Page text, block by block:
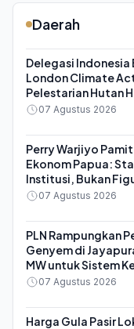
Daerah
Delegasi Indonesia
London Climate
Pelestarian Hutan
07 Agustus 2026
Perry Warjiyo
Ekonom Papua:
Institusi, Bukan
07 Agustus 2026
PLN Rampungkan
Genyem di
MW untuk Sistem
HUT ke-81 RI
07 Agustus 2026
Harga Gula Pasir